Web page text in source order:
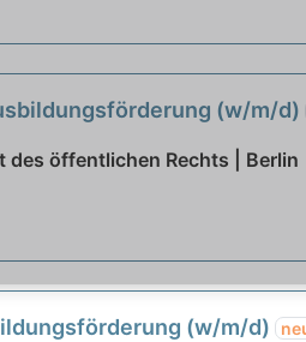
(w/m/d)
öffentlichen Rechts | Berlin
(w/m/d)